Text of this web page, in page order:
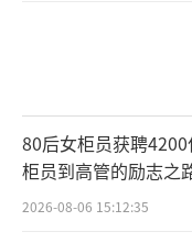
80后女柜员获聘
柜员到高管的励志之
2026-08-06 15:12:35